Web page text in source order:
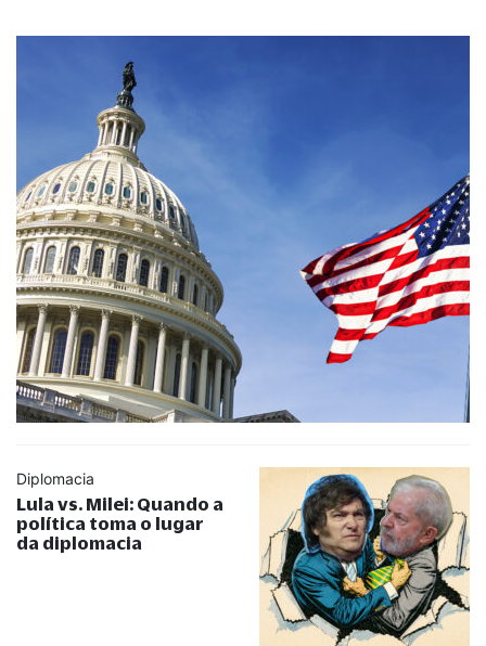
Diplomacia
Lula vs. Milei: Quando a
política toma o lugar
da diplomacia